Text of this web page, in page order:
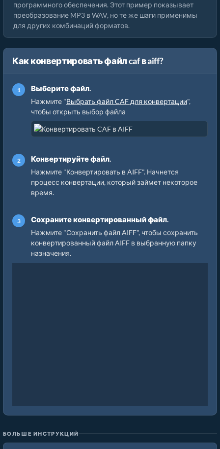
программного обеспечения. Этот пример показывает
преобразование MP3 в WAV, но те же шаги применимы
для других комбинаций форматов.
Как конвертировать файл caf в aiff?
Выберите файл.
Нажмите "Выбрать файл CAF для конвертации",
чтобы открыть выбор файла
Конвертируйте файл.
Нажмите "Конвертировать в AIFF". Начнется
процесс конвертации, который займет некоторое
время.
Сохраните конвертированный файл.
Нажмите "Сохранить файл AIFF", чтобы сохранить
конвертированный файл AIFF в выбранную папку
назначения.
БОЛЬШЕ ИНСТРУКЦИЙ